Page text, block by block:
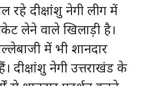
रहे दीक्षांशु नेगी लीग में
लेने वाले खिलाड़ी है।
में भी शानदार
दीक्षांशु नेगी उत्तराखंड के